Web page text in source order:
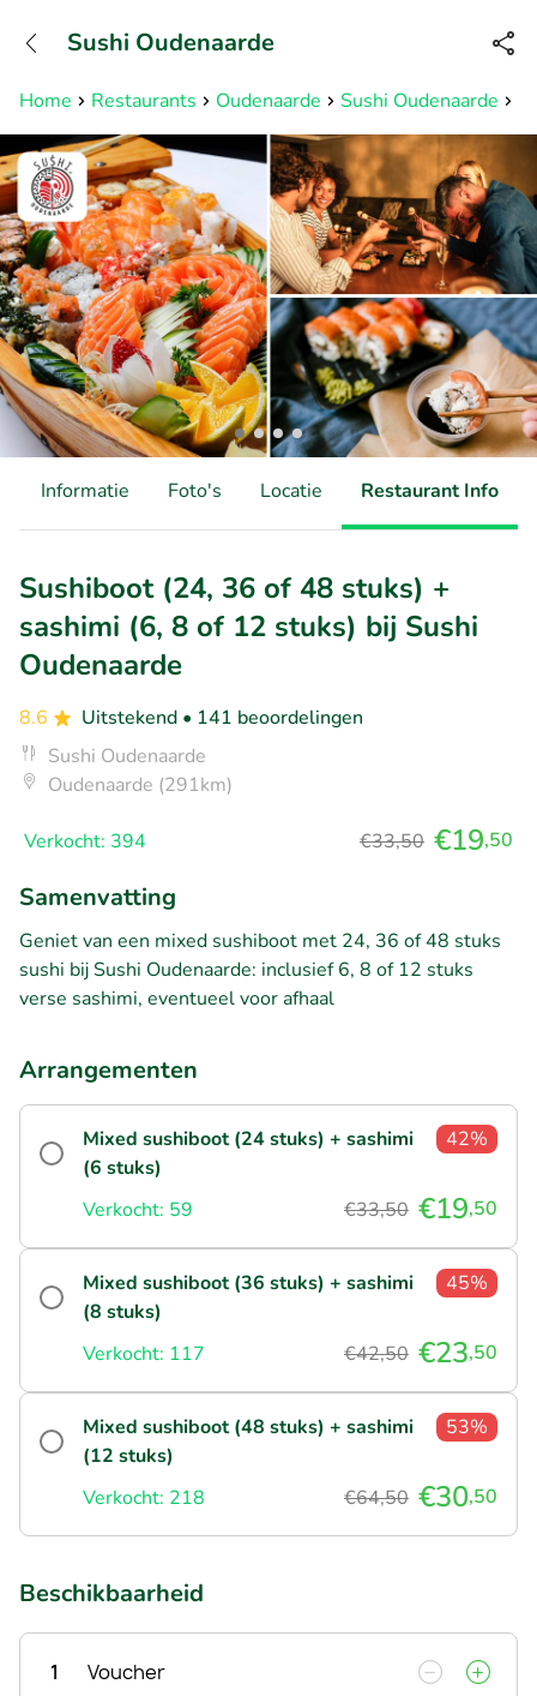
Bereikbaar tot 23:00 uur
Home Restaurants Oudenaarde Sushi Oudenaarde
Sushi Oudenaarde
Informatie Foto's Locatie Restaurant Info
Sushiboot (24, 36 of 48 stuks) +
sashimi (6, 8 of 12 stuks) bij Sushi
Oudenaarde
8.6 Uitstekend • 141 beoordelingen
Sushi Oudenaarde
Oudenaarde (291km)
Verkocht: 394 €33,50 €19,50
Samenvatting
Geniet van een mixed sushiboot met 24, 36 of 48 stuks
sushi bij Sushi Oudenaarde: inclusief 6, 8 of 12 stuks
verse sashimi, eventueel voor afhaal
Arrangementen
Mixed sushiboot (24 stuks) + sashimi
(6 stuks)
42%
Verkocht: 59 €33,50 €19,50
Mixed sushiboot (36 stuks) + sashimi
(8 stuks)
45%
Verkocht: 117 €42,50 €23,50
Mixed sushiboot (48 stuks) + sashimi
(12 stuks)
53%
Verkocht: 218 €64,50 €30,50
Beschikbaarheid
1 Voucher